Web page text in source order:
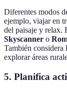
Diferentes modos
ejemplo, viajar en
del paisaje y relax.
Skyscanner o
También considera
explorar áreas
5. Planifica